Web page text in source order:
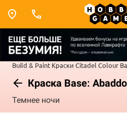
Build & Paint Краски Citadel Colour
Краска Base:
Темнее ночи